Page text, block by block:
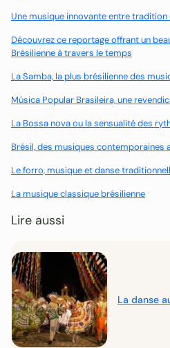
Une musique innovante entre
Découvrez ce reportage offrant un
Brésilienne à travers le temps
La Samba, la plus brésilienne des
Música Popular Brasileira, une
La Bossa nova ou la sensualité des
Brésil, des musiques contemporaines
Le forro, musique et danse
La musique classique brésilienne
Lire aussi
La danse